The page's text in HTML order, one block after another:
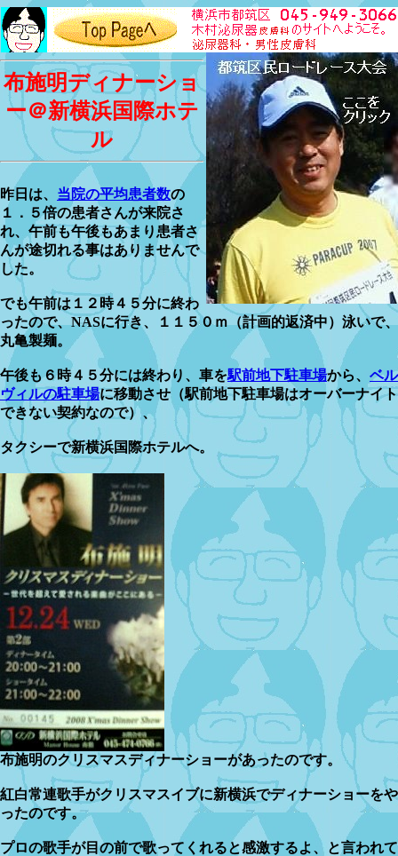
布施明ディナーショ
ー＠新横浜国際ホテ
ル
昨日は、 当院の平均患者数の
１．５倍の患者さんが来院さ
れ、午前も午後もあまり患者さ
んが途切れる事はありませんで
した。
でも午前は１２時４５分に終わ
ったので、NASに行き、１１５０ｍ（計画的返済中）泳いで、
丸亀製麺。
午後も６時４５分には終わり、車を駅前地下駐車場から、 ベル
ヴィルの駐車場に移動させ（駅前地下駐車場はオーバーナイト
できない契約なので）、
タクシーで新横浜国際ホテルへ。
布施明のクリスマスディナーショーがあったのです。
紅白常連歌手がクリスマスイブに新横浜でディナーショーをや
ったのです。
プロの歌手が目の前で歌ってくれると感激するよ、と言われて